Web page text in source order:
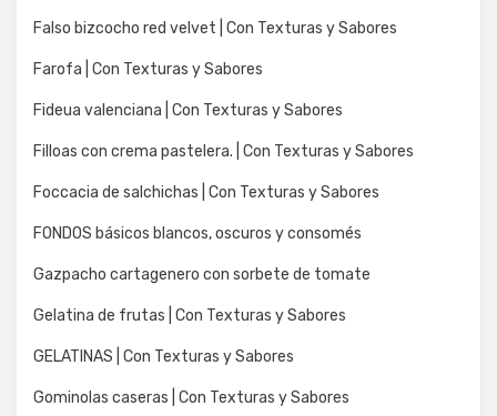
Falso bizcocho red velvet | Con Texturas y Sabores
Farofa | Con Texturas y Sabores
Fideua valenciana | Con Texturas y Sabores
Filloas con crema pastelera. | Con Texturas y Sabores
Foccacia de salchichas | Con Texturas y Sabores
FONDOS básicos blancos, oscuros y consomés
Gazpacho cartagenero con sorbete de tomate
Gelatina de frutas | Con Texturas y Sabores
GELATINAS | Con Texturas y Sabores
Gominolas caseras | Con Texturas y Sabores